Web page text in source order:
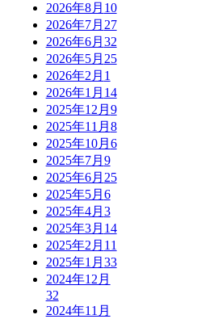
2026年8月 10
2026年7月 27
2026年6月 32
2026年5月 25
2026年2月 1
2026年1月 14
2025年12月 9
2025年11月 8
2025年10月 6
2025年7月 9
2025年6月 25
2025年5月 6
2025年4月 3
2025年3月 14
2025年2月 11
2025年1月 33
2024年12月
32
2024年11月